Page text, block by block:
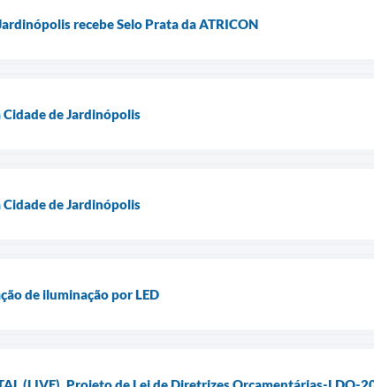
recebe Selo Prata da ATRICON
de Jardinópolis
de Jardinópolis
de iluminação por LED